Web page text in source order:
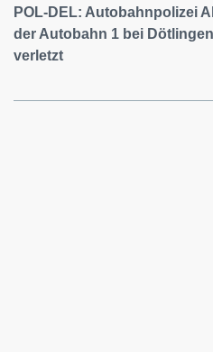
POL-DEL: Autobahnpolizei
der Autobahn 1 bei
verletzt